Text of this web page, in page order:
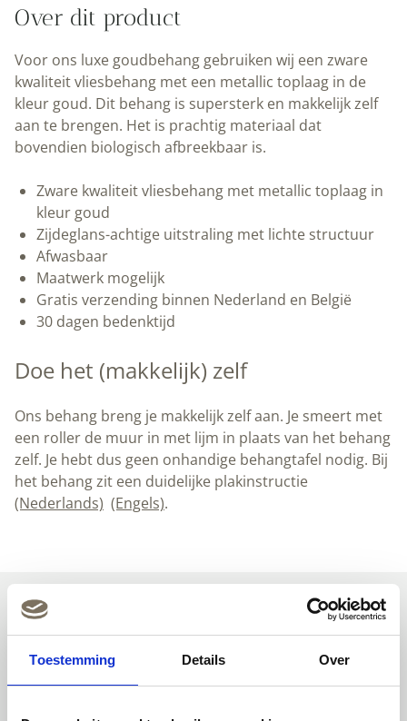
Toestemming Details Over
Peltenburg
aantal
Over dit product
Voor ons luxe goudbehang gebruiken wij een zware
kwaliteit vliesbehang met een metallic toplaag in de
kleur goud. Dit behang is supersterk en makkelijk zelf
aan te brengen. Het is prachtig materiaal dat
bovendien biologisch afbreekbaar is.
Zware kwaliteit vliesbehang met metallic toplaag in
kleur goud
Zijdeglans-achtige uitstraling met lichte structuur
Afwasbaar
Maatwerk mogelijk
Gratis verzending binnen Nederland en België
30 dagen bedenktijd
Doe het (makkelijk) zelf
Ons behang breng je makkelijk zelf aan. Je smeert met
een roller de muur in met lijm in plaats van het behang
zelf. Je hebt dus geen onhandige behangtafel nodig. Bij
het behang zit een duidelijke plakinstructie
(Nederlands) (Engels).
Uitgelichte producten